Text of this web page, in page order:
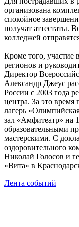
организована
спокойное
получат аттестаты.
колледжей
Кроме того, участие
регионов и
Директор
Александр Джеус
России с 2003 года
центра. За это
лагерь
зал «Амфитеатр» на
образовательными
мастерскими. С
оздоровительного
Николай Голосов и
«Вита» в
Лента событий